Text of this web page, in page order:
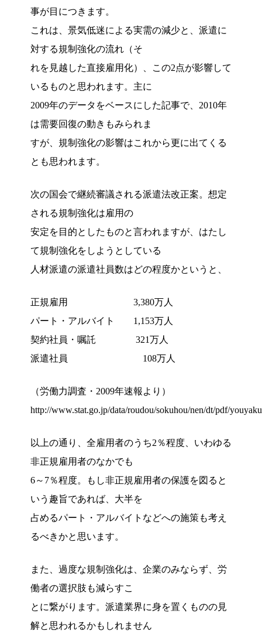
事が目につきます。
これは、景気低迷による実需の減少と、派遣に
対する規制強化の流れ（そ
れを見越した直接雇用化）、この2点が影響して
いるものと思われます。主に
2009年のデータをベースにした記事で、2010年
は需要回復の動きもみられま
すが、規制強化の影響はこれから更に出てくる
とも思われます。
次の国会で継続審議される派遣法改正案。想定
される規制強化は雇用の
安定を目的としたものと言われますが、はたし
て規制強化をしようとしている
人材派遣の派遣社員数はどの程度かというと、
正規雇用 3,380万人
パート・アルバイト 1,153万人
契約社員・嘱託 321万人
派遣社員 108万人
（労働力調査・2009年速報より）
http://www.stat.go.jp/data/roudou/sokuhou/nen/dt/pdf/
以上の通り、全雇用者のうち2％程度、いわゆる
非正規雇用者のなかでも
6～7％程度。もし非正規雇用者の保護を図ると
いう趣旨であれば、大半を
占めるパート・アルバイトなどへの施策も考え
るべきかと思います。
また、過度な規制強化は、企業のみならず、労
働者の選択肢も減らすこ
とに繋がります。派遣業界に身を置くものの見
解と思われるかもしれません